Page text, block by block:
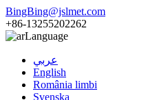
BingBing@jslmet.com
+86-13255202262
Language
عربي
English
România limbi
Svenska